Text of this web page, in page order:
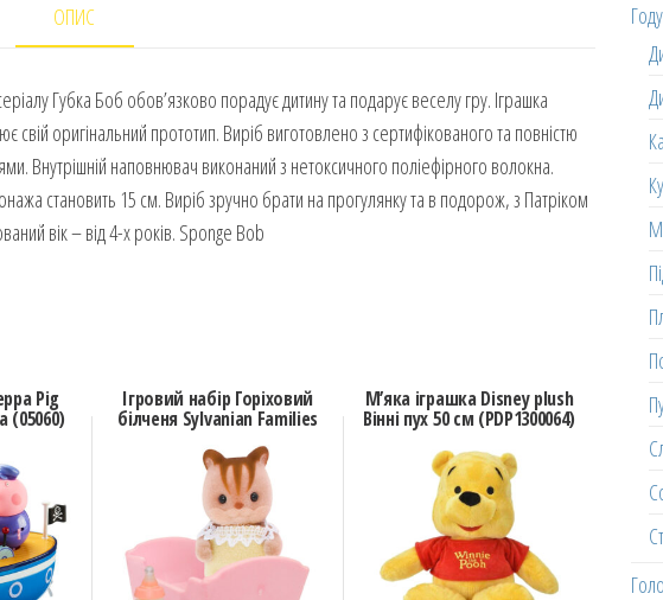
ОПИС
Губка Боб обов’язково порадує дитину та подарує веселу гру. Іграшка
оригінальний прототип. Виріб виготовлено з сертифікованого та повністю
Внутрішній наповнювач виконаний з нетоксичного поліефірного волокна.
становить 15 см. Виріб зручно брати на прогулянку та в подорож, з Патріком
вік – від 4-х років. Sponge Bob
Pig
(05060)
Ігровий набір Горіховий
білченя Sylvanian Families
М’яка іграшка Disney plush
Вінні пух 50 см (PDP1300064)